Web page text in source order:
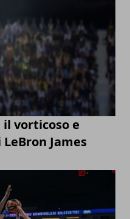
vorticoso e
James